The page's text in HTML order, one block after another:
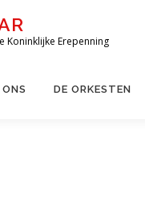
Koninklijke Erepenning
DE ORKESTEN